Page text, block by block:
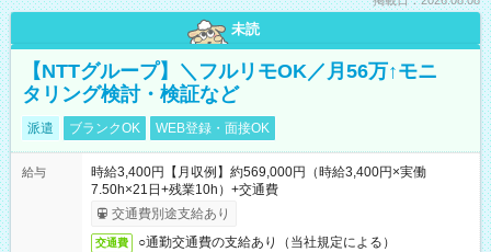
未読
【NTTグループ】＼フルリモOK／月56万↑モニ
タリング検討・検証など
派遣 ブランクOK WEB登録・面接OK
給与
時給3,400円【月収例】約569,000円（時給3,400円×実働
7.50h×21日+残業10h）+交通費
交通費別途支給あり
交通費 ○通勤交通費の支給あり（当社規定による）